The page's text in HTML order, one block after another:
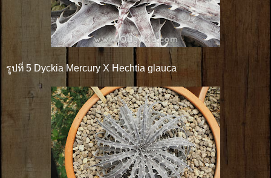
รูปที่ 5 Dyckia Mercury X Hechtia glauca